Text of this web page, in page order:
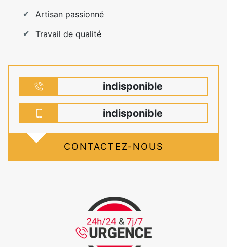
Artisan passionné
Travail de qualité
indisponible
indisponible
CONTACTEZ-NOUS